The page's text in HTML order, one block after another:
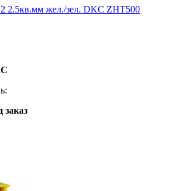
2.5кв.мм жел./зел. DKC ZHT500
заказ